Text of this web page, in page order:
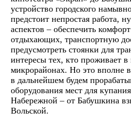
устройство городского
предстоит непростая работа,
аспектов – обеспечить
отдыхающих, транспортную
предусмотреть стоянки для
интересы тех, кто проживает
микрорайонах. Но это вполне
в дальнейшем будем
оборудования мест для
Набережной – от Бабушкина
Вольской.